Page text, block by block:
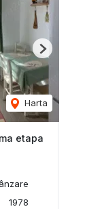
Harta
Next
etapa
1978